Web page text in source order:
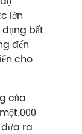
lớn
bất
đến
cho
của
ra